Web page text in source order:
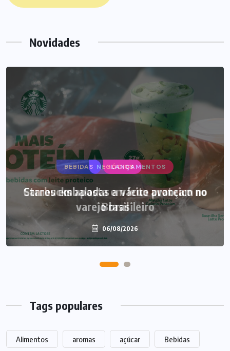
Novidades
BEBIDAS LANÇAMENTOS
Starbucks aposta em leite proteico no
Brasil
06/08/2026
Tags populares
Alimentos aromas açúcar Bebidas